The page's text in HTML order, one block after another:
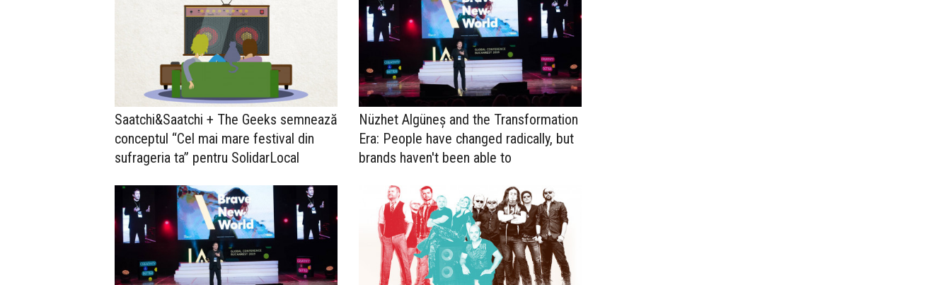
Saatchi&Saatchi + The Geeks semnează
conceptul “Cel mai mare festival din
sufrageria ta” pentru SolidarLocal
Nüzhet Algüneş and the Transformation
Era: People have changed radically, but
brands haven't been able to